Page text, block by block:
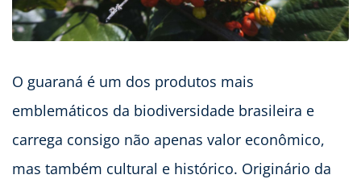
O guaraná é um dos produtos mais
emblemáticos da biodiversidade brasileira e
carrega consigo não apenas valor econômico,
mas também cultural e histórico. Originário da